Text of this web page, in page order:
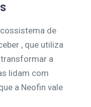
de
, que utiliza
a
lidam com
a Neofin vale